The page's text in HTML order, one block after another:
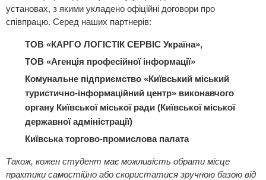
установах, з якими укладено офіційні договори про
співпрацю. Серед наших партнерів:
ТОВ «КАРГО ЛОГІСТІК СЕРВІС Україна»,
ТОВ «Агенція професійної інформації»
Комунальне підприємство «Київський міський
туристично-інформаційний центр» виконавчого
органу Київської міської ради (Київської міської
державної адміністрації)
Київська торгово-промислова палата
Також, кожен студент має можливість обрати місце
практики самостійно або скористатися зручною базою від